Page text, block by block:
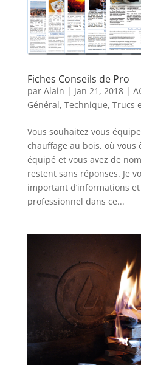
Fiches Conseils de Pro
par Alain | Jan 21, 2018|
Général, Technique, Trucs
Vous souhaitez vous
chauffage au bois, où vous
équipé et vous avez de
restent sans réponses. Je
important d’informations
professionnel dans ce...